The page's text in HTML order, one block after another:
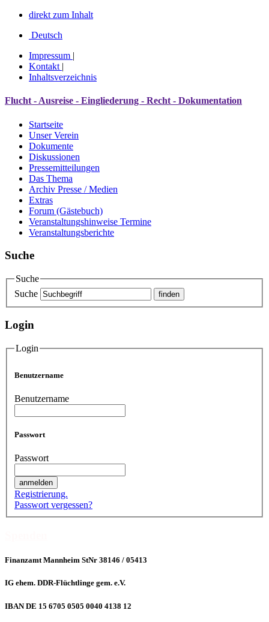
direkt zum Inhalt
Deutsch
Impressum |
Kontakt |
Inhaltsverzeichnis
Flucht - Ausreise - Eingliederung - Recht - Dokumentation
Startseite
Unser Verein
Dokumente
Diskussionen
Pressemitteilungen
Das Thema
Archiv Presse / Medien
Extras
Forum (Gästebuch)
Veranstaltungshinweise Termine
Veranstaltungsberichte
Suche
Suche
Suche
Login
Login
Benutzername
Benutzername
Passwort
Passwort
Registrierung.
Passwort vergessen?
Finanzamt Mannheim StNr 38146 / 05413
IG ehem. DDR-Flüchtlinge gem. e.V.
IBAN DE 15 6705 0505 0040 4138 12